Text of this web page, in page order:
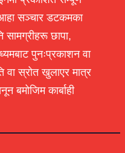
सञ्चार डटकमका
सामग्रीहरू छापा,
पुनःप्रकाशन वा
वा स्रोत खुलाएर मात्र
बमोजिम कार्बाही